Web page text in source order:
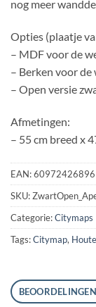
nog meer
Opties (plaatje
– MDF voor de
– Berken voor de
– Open versie
Afmetingen:
– 55 cm breed x
EAN:
SKU:
Categorie:Citymaps
Tags:Citymap,